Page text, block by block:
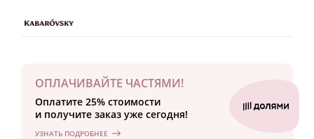
ОПЛАЧИВАЙТЕ ЧАСТЯМИ!
Оплатите 25% стоимости
и получите заказ уже сегодня!
УЗНАТЬ ПОДРОБНЕЕ